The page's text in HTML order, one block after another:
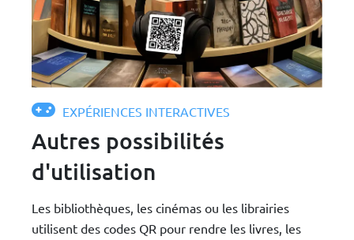
EXPÉRIENCES INTERACTIVES
Autres possibilités
d'utilisation
Les bibliothèques, les cinémas ou les librairies
utilisent des codes QR pour rendre les livres, les